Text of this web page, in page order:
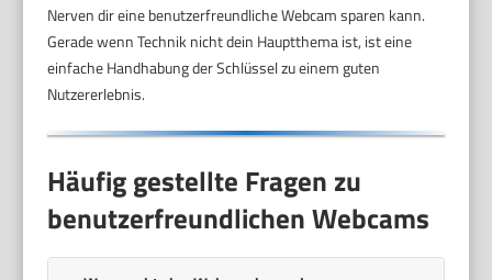
Nerven dir eine benutzerfreundliche Webcam sparen kann.
Gerade wenn Technik nicht dein Hauptthema ist, ist eine
einfache Handhabung der Schlüssel zu einem guten
Nutzererlebnis.
Häufig gestellte Fragen zu
benutzerfreundlichen Webcams